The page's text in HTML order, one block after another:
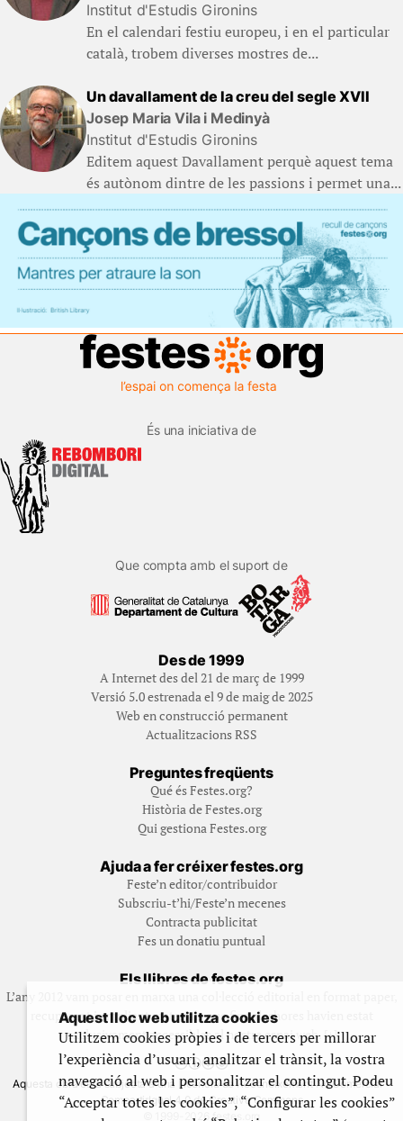
Institut d'Estudis Gironins
En el calendari festiu europeu, i en el particular
català, trobem diverses mostres de...
Un davallament de la creu del segle XVII
Josep Maria Vila i Medinyà
Institut d'Estudis Gironins
Editem aquest Davallament perquè aquest tema
és autònom dintre de les passions i permet una...
És una iniciativa de
Que compta amb el suport de
Des de 1999
A Internet des del 21 de març de 1999
Versió 5.0 estrenada el 9 de maig de 2025
Web en construcció permanent
Actualitzacions RSS
Preguntes freqüents
Qué és Festes.org?
Història de Festes.org
Qui gestiona Festes.org
Ajuda a fer créixer festes.org
Feste’n editor/contribuidor
Subscriu-t’hi/Feste’n mecenes
Contracta publicitat
Fes un donatiu puntual
Els llibres de festes.org
L’any 2012 vam posar en marxa una col·lecció editorial en format paper,
recuperant i ampliant materials que fins aleshores havien estat
exclusivament accessibles al nostre espai web. [+]
Aquesta obra està subjecta a una llicència de Reconeixement No Comercial -
CompartirIgual 4.0 de Creative Commons
© 1999-2026 festes.org
Aquest lloc web utilitza cookies
Utilitzem cookies pròpies i de tercers per millorar
l’experiència d’usuari, analitzar el trànsit, la vostra
navegació al web i personalitzar el contingut. Podeu
“Acceptar totes les cookies”, “Configurar les cookies”